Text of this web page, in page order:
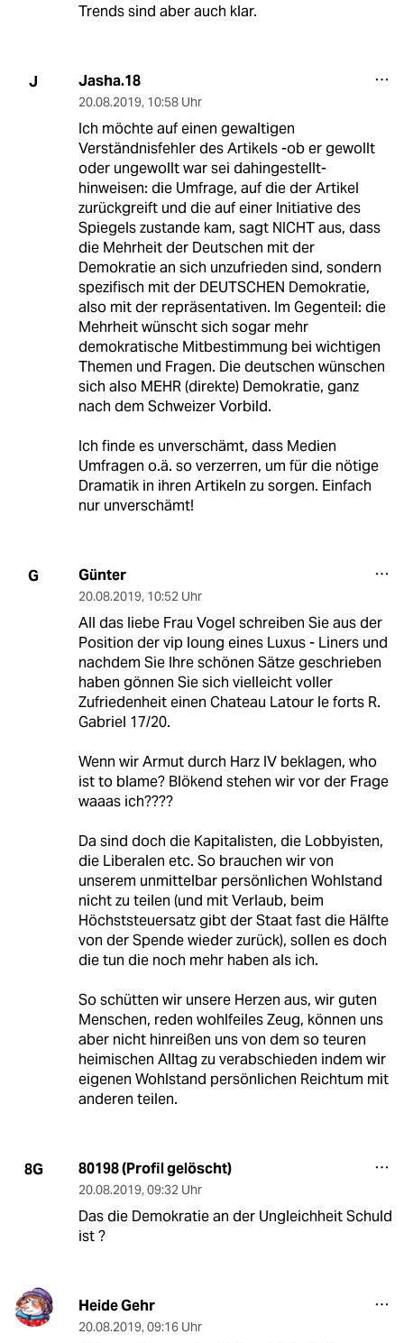
Trends sind aber auch klar.
J Jasha.18
20.08.2019, 10:58 Uhr
Ich möchte auf einen gewaltigen
Verständnisfehler des Artikels -ob er gewollt
oder ungewollt war sei dahingestellt-
hinweisen: die Umfrage, auf die der Artikel
zurückgreift und die auf einer Initiative des
Spiegels zustande kam, sagt NICHT aus, dass
die Mehrheit der Deutschen mit der
Demokratie an sich unzufrieden sind, sondern
spezifisch mit der DEUTSCHEN Demokratie,
also mit der repräsentativen. Im Gegenteil: die
Mehrheit wünscht sich sogar mehr
demokratische Mitbestimmung bei wichtigen
Themen und Fragen. Die deutschen wünschen
sich also MEHR (direkte) Demokratie, ganz
nach dem Schweizer Vorbild.
Ich finde es unverschämt, dass Medien
Umfragen o.ä. so verzerren, um für die nötige
Dramatik in ihren Artikeln zu sorgen. Einfach
nur unverschämt!
G Günter
20.08.2019, 10:52 Uhr
All das liebe Frau Vogel schreiben Sie aus der
Position der vip loung eines Luxus - Liners und
nachdem Sie Ihre schönen Sätze geschrieben
haben gönnen Sie sich vielleicht voller
Zufriedenheit einen Chateau Latour le forts R.
Gabriel 17/20.
Wenn wir Armut durch Harz IV beklagen, who
ist to blame? Blökend stehen wir vor der Frage
waaas ich????
Da sind doch die Kapitalisten, die Lobbyisten,
die Liberalen etc. So brauchen wir von
unserem unmittelbar persönlichen Wohlstand
nicht zu teilen (und mit Verlaub, beim
Höchststeuersatz gibt der Staat fast die Hälfte
von der Spende wieder zurück), sollen es doch
die tun die noch mehr haben als ich.
So schütten wir unsere Herzen aus, wir guten
Menschen, reden wohlfeiles Zeug, können uns
aber nicht hinreißen uns von dem so teuren
heimischen Alltag zu verabschieden indem wir
eigenen Wohlstand persönlichen Reichtum mit
anderen teilen.
8G 80198 (Profil gelöscht)
20.08.2019, 09:32 Uhr
Das die Demokratie an der Ungleichheit Schuld
ist ?
Heide Gehr
20.08.2019, 09:16 Uhr